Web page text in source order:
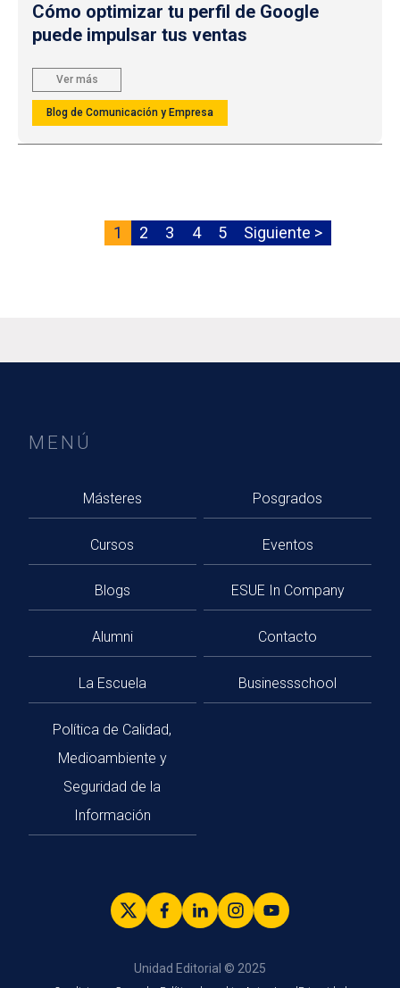
Cómo optimizar tu perfil de Google
puede impulsar tus ventas
Ver más
Blog de Comunicación y Empresa
Página
actual
1 Página
2 Página
3 Página
4 Página
5
Siguiente
página
Siguiente >
MENÚ
Másteres Posgrados
Cursos Eventos
Blogs ESUE In Company
Alumni Contacto
La Escuela Businessschool
Política de Calidad,
Medioambiente y
Seguridad de la
Información
Unidad Editorial © 2025